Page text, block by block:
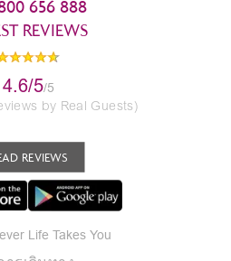
656 888
REVIEWS
4.6/5/5
by Real Guests)
REVIEWS
Life Takes You